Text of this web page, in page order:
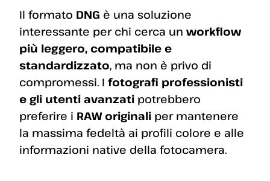
Il formato DNG è una soluzione
interessante per chi cerca un workflow
più leggero, compatibile e
standardizzato, ma non è privo di
compromessi. I fotografi professionisti
e gli utenti avanzati potrebbero
preferire i RAW originali per mantenere
la massima fedeltà ai profili colore e alle
informazioni native della fotocamera.